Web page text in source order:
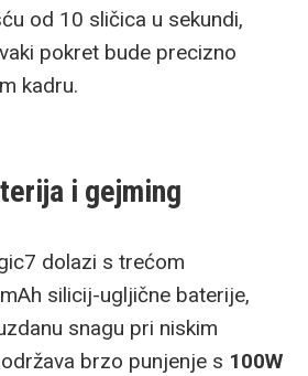
od 10 sličica u sekundi,
pokret bude precizno
kadru.
i gejming
dolazi s trećom
silicij-ugljične baterije,
snagu pri niskim
brzo punjenje s 100W